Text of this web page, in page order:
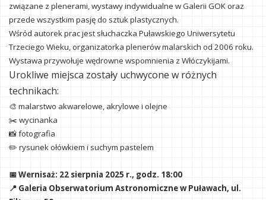
związane z plenerami, wystawy indywidualne w Galerii GOK oraz
przede wszystkim pasję do sztuk plastycznych.
Wśród autorek prac jest słuchaczka Puławskiego Uniwersytetu
Trzeciego Wieku, organizatorka plenerów malarskich od 2006 roku.
Wystawa przywołuje wędrowne wspomnienia z Włóczykijami.
Urokliwe miejsca zostały uchwycone w różnych
technikach:
🎨 malarstwo akwarelowe, akrylowe i olejne
✂️ wycinanka
📸 fotografia
✏️ rysunek ołówkiem i suchym pastelem
📅 Wernisaż: 22 sierpnia 2025 r., godz. 18:00
📍 Galeria Obserwatorium Astronomiczne w Puławach, ul.